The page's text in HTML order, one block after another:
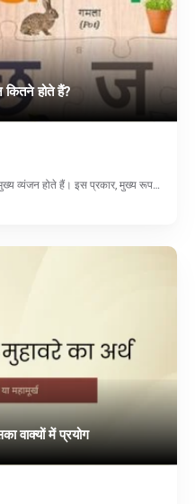
होते हैं?
मुख्य व्यंजन होते हैं। इस प्रकार, मुख्य रूप…
वाक्यों में प्रयोग